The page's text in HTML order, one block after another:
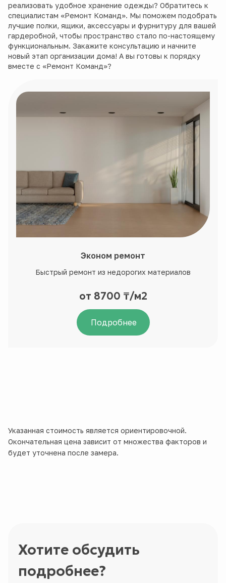
реализовать удобное хранение одежды? Обратитесь к
специалистам «Ремонт Команд». Мы поможем подобрать
лучшие полки, ящики, аксессуары и фурнитуру для вашей
гардеробной, чтобы пространство стало по-настоящему
функциональным. Закажите консультацию и начните
новый этап организации дома! А вы готовы к порядку
вместе с «Ремонт Команд»?
Эконом ремонт
Быстрый ремонт из недорогих материалов
от 8700 ₸/м2
Подробнее
Указанная стоимость является ориентировочной.
Окончательная цена зависит от множества факторов и
будет уточнена после замера.
Хотите обсудить
подробнее?